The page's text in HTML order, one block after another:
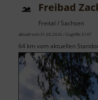
Freibad
Freital / Sachsen
aktuell vom 31.05.2026 / Zugriffe: 5147
64 km vom aktuellen